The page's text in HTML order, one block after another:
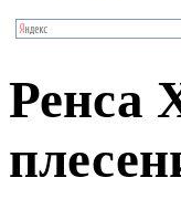
Ренса